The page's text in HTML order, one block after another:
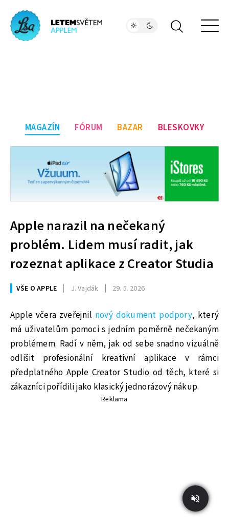
MAGAZÍN FÓRUM BAZAR BLESKOVKY
Apple narazil na nečekaný
problém. Lidem musí radit, jak
rozeznat aplikace z Creator Studia
VŠE O APPLE J. Vajdák 29. 5. 2026
Apple včera zveřejnil nový dokument podpory, který
má uživatelům pomoci s jedním poměrně nečekaným
problémem. Radí v něm, jak od sebe snadno vizuálně
odlišit profesionální kreativní aplikace v rámci
předplatného Apple Creator Studio od těch, které si
zákazníci pořídili jako klasický jednorázový nákup.
Reklama